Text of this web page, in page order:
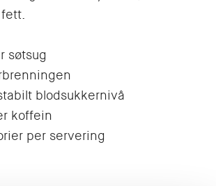
søtsug
blodsukkernivå
koffein
per servering